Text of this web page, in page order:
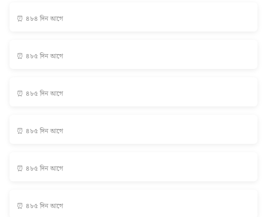
⏰ ৪৮৪ দিন আগে
⏰ ৪৮৫ দিন আগে
⏰ ৪৮৫ দিন আগে
⏰ ৪৮৫ দিন আগে
⏰ ৪৮৫ দিন আগে
⏰ ৪৮৫ দিন আগে